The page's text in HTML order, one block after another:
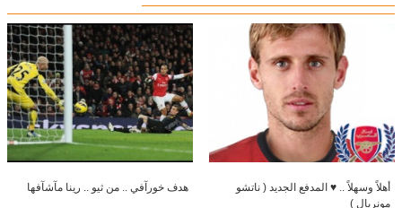
أهلاً وسهلاً .. ♥ المدفع الجديد ( ناتشو
مونريال )
هدف خورآفي .. من ثيو .. رينا مآشآفها